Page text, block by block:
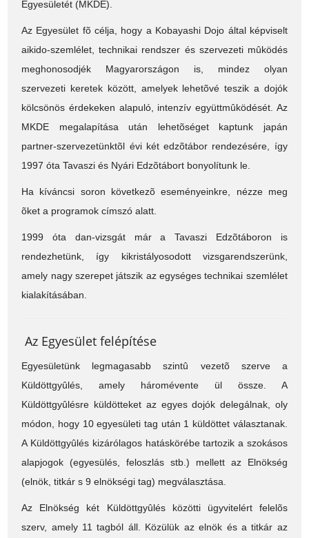
Egyesületét (MKDE).
Az Egyesület fõ célja, hogy a Kobayashi Dojo által képviselt
aikido-szemlélet, technikai rendszer és szervezeti mûködés
meghonosodjék Magyarországon is, mindez olyan
szervezeti keretek között, amelyek lehetõvé teszik a dojók
kölcsönös érdekeken alapuló, intenzív együttmûködését. Az
MKDE megalapítása után lehetõséget kaptunk japán
partner-szervezetünktõl évi két edzõtábor rendezésére, így
1997 óta Tavaszi és Nyári Edzõtábort bonyolítunk le.
Ha kíváncsi soron következõ eseményeinkre, nézze meg
õket a programok címszó alatt.
1999 óta dan-vizsgát már a Tavaszi Edzõtáboron is
rendezhetünk, így kikristályosodott vizsgarendszerünk,
amely nagy szerepet játszik az egységes technikai szemlélet
kialakításában.
Az Egyesület felépítése
Egyesületünk legmagasabb szintû vezetõ szerve a
Küldöttgyûlés, amely háromévente ül össze. A
Küldöttgyûlésre küldötteket az egyes dojók delegálnak, oly
módon, hogy 10 egyesületi tag után 1 küldöttet választanak.
A Küldöttgyûlés kizárólagos hatáskörébe tartozik a szokásos
alapjogok (egyesülés, feloszlás stb.) mellett az Elnökség
(elnök, titkár s 9 elnökségi tag) megválasztása.
Az Elnökség két Küldöttgyûlés közötti ügyvitelért felelõs
szerv, amely 11 tagból áll. Közülük az elnök és a titkár az